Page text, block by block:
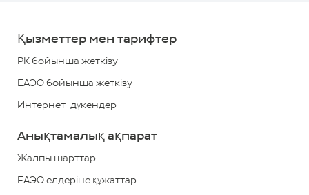
*
+7
(727)
313
*ҚР
бойынша
Қызметтер мен тарифтер
РК бойынша жеткізу
ЕАЭО бойынша жеткізу
Интернет-дүкендер
Анықтамалық ақпарат
Жалпы шарттар
ЕАЭО елдеріне құжаттар